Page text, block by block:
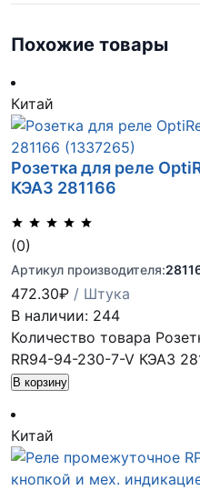
Похожие товары
Китай
Розетка для реле
КЭАЗ 281166
(0)
Артикул производителя:
472.30₽ / Штука
В наличии: 244
Количество товара
RR94-94-230-7-V КЭАЗ
В корзину
Китай